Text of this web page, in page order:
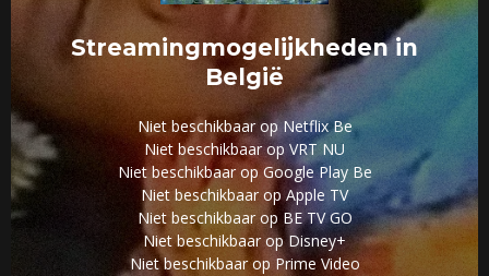
Streamingmogelijkheden in
België
Niet beschikbaar op Netflix Be
Niet beschikbaar op VRT NU
Niet beschikbaar op Google Play Be
Niet beschikbaar op Apple TV
Niet beschikbaar op BE TV GO
Niet beschikbaar op Disney+
Niet beschikbaar op Prime Video